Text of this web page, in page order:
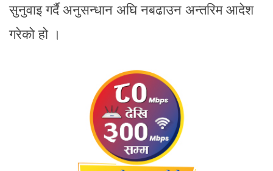
सुनुवाइ गर्दै अनुसन्धान अघि नबढाउन अन्तरिम आदेश
गरेको हो ।